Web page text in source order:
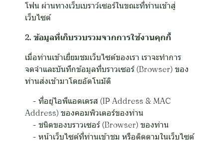
โฟน ผ่านทางเว็บเบราว์เซอร์ในขณะที่ท่านเข้าสู่
เว็บไซต์
2. ข้อมูลที่เก็บรวบรวมจากการใช้งานคุกกี้
เมื่อท่านเข้าเยี่ยมชมเว็บไซต์ของเรา เราจะทำการ
จดจำและบันทึกข้อมูลที่บราวเซอร์ (Browser) ของ
ท่านส่งเข้ามาโดยอัตโนมัติ
- ที่อยู่ไอพีแอดเดรส (IP Address & MAC
Address) ของคอมพิวเตอร์ของท่าน
- ชนิดของบราวเซอร์ (Browser) ของท่าน
- หน้าเว็บไซต์ที่ท่านเข้าชม หรือติดตามในเว็บไซต์